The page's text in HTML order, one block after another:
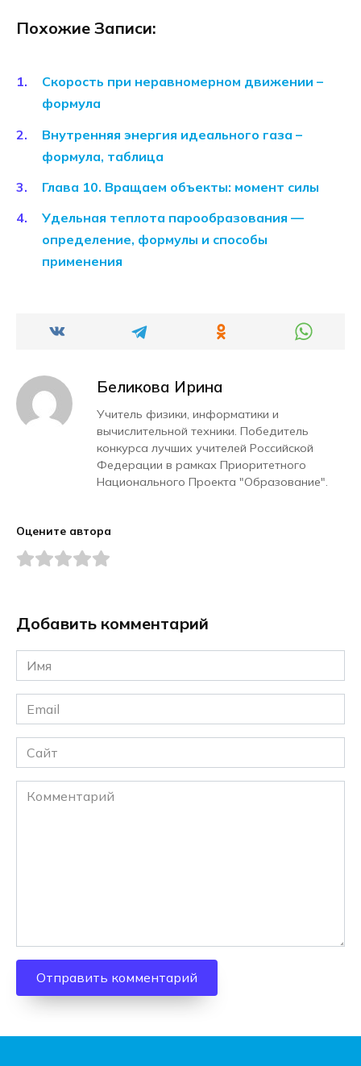
Похожие Записи:
Скорость при неравномерном движении –
формула
Внутренняя энергия идеального газа –
формула, таблица
Глава 10. Вращаем объекты: момент силы
Удельная теплота парообразования —
определение, формулы и способы
применения
Беликова Ирина
Учитель физики, информатики и
вычислительной техники. Победитель
конкурса лучших учителей Российской
Федерации в рамках Приоритетного
Национального Проекта "Образование".
Оцените автора
Добавить комментарий
Имя
*
Email
*
Сайт
Комментарий